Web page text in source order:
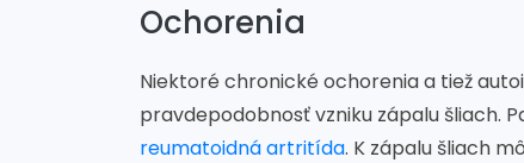
Ochorenia
Niektoré chronické ochorenia a tiež
pravdepodobnosť vzniku zápalu šliach.
reumatoidná artritída. K zápalu šliach